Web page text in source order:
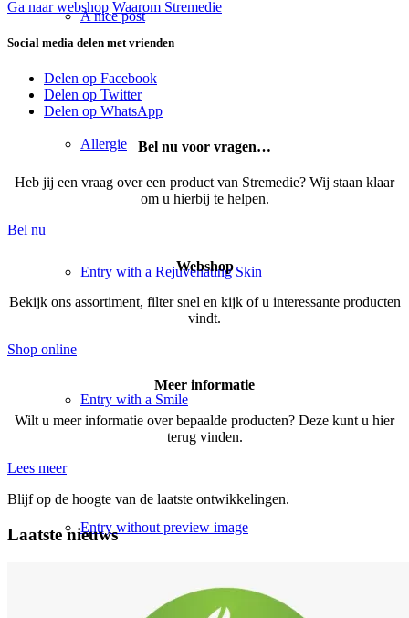
A nice post
Allergie
Entry with a Rejuvenating Skin
Entry with a Smile
Entry without preview image
Ga naar webshop Waarom Stremedie
Social media delen met vrienden
Delen op Facebook
Delen op Twitter
Delen op WhatsApp
Bel nu voor vragen…
Heb jij een vraag over een product van Stremedie? Wij staan klaar
om u hierbij te helpen.
Bel nu
Webshop
Bekijk ons assortiment, filter snel en kijk of u interessante producten
vindt.
Shop online
Meer informatie
Wilt u meer informatie over bepaalde producten? Deze kunt u hier
terug vinden.
Lees meer
Blijf op de hoogte van de laatste ontwikkelingen.
Laatste nieuws